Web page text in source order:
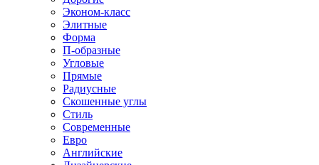
Эконом-класс
Элитные
Форма
П-образные
Угловые
Прямые
Радиусные
Скошенные углы
Стиль
Современные
Евро
Английские